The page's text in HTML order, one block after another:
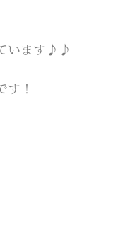
います♪♪
！